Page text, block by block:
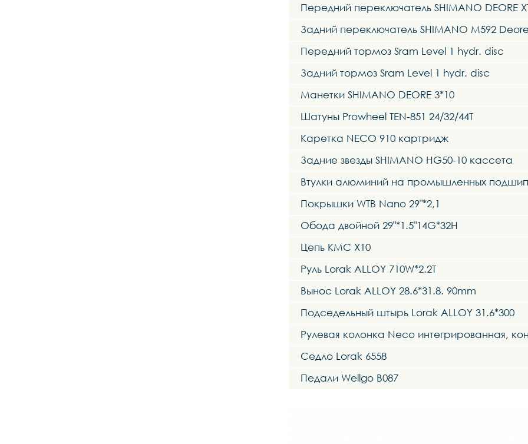
Передний переключатель SHIMANO DEORE
Задний переключатель SHIMANO M592
Передний тормоз Sram Level 1 hydr. disc
Задний тормоз Sram Level 1 hydr. disc
Манетки SHIMANO DEORE 3*10
Шатуны Prowheel TEN-851 24/32/44T
Каретка NECO 910 картридж
Задние звезды SHIMANO HG50-10 кассета
Втулки алюминий на промышленных
Покрышки WTB Nano 29"*2,1
Обода двойной 29"*1.5"14G*32H
Цепь KMC X10
Руль Lorak ALLOY 710W*2.2T
Вынос Lorak ALLOY 28.6*31.8. 90mm
Подседельный штырь Lorak ALLOY 31.6*300
Рулевая колонка Neco интегрированная,
Седло Lorak 6558
Педали Wellgo B087